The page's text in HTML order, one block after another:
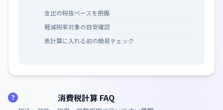
支出の税抜ベースを把握
軽減税率対象の目安確認
表計算に入れる前の簡易チェック
消費税計算 FAQ